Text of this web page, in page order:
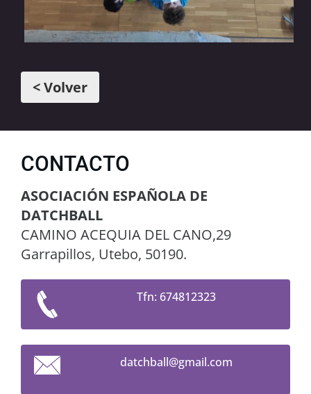
< Volver
CONTACTO
ASOCIACIÓN ESPAÑOLA DE
DATCHBALL
CAMINO ACEQUIA DEL CANO,29
Garrapillos, Utebo, 50190.
Tfn: 674812323
datchball@gmail.com